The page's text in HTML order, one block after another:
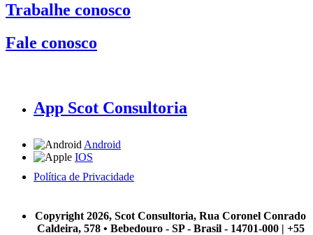
Trabalhe conosco
Fale conosco
App Scot Consultoria
Android
IOS
Política de Privacidade
Copyright 2026, Scot Consultoria, Rua Coronel Conrado
Caldeira, 578 • Bebedouro - SP - Brasil - 14701-000 | +55